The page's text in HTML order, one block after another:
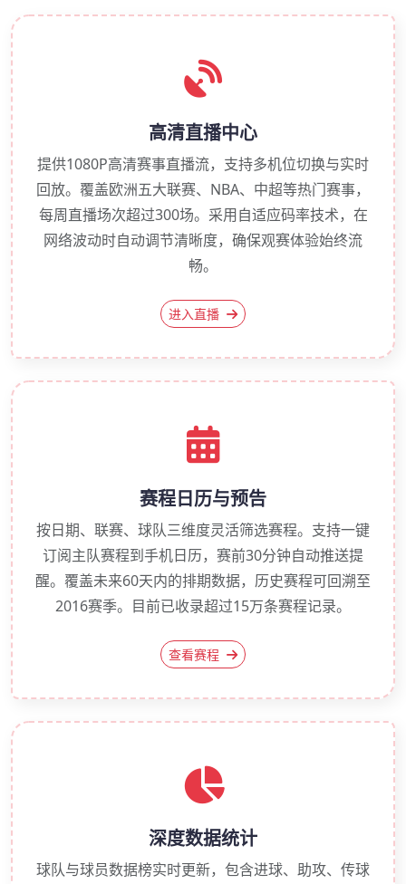
高清直播中心
提供1080P高清赛事直播流，支持多机位切换与实时
回放。覆盖欧洲五大联赛、NBA、中超等热门赛事，
每周直播场次超过300场。采用自适应码率技术，在
网络波动时自动调节清晰度，确保观赛体验始终流
畅。
进入直播
赛程日历与预告
按日期、联赛、球队三维度灵活筛选赛程。支持一键
订阅主队赛程到手机日历，赛前30分钟自动推送提
醒。覆盖未来60天内的排期数据，历史赛程可回溯至
2016赛季。目前已收录超过15万条赛程记录。
查看赛程
深度数据统计
球队与球员数据榜实时更新，包含进球、助攻、传球